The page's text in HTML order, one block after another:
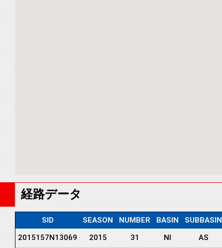
経路データ
SID SEASON NUMBER BASIN SUBBASIN
2015157N13069
2015 31 NI AS